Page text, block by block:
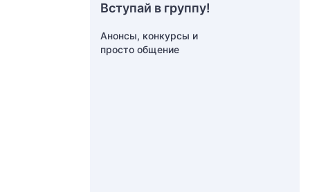
Вступай в группу!
Анонсы, конкурсы и
просто общение